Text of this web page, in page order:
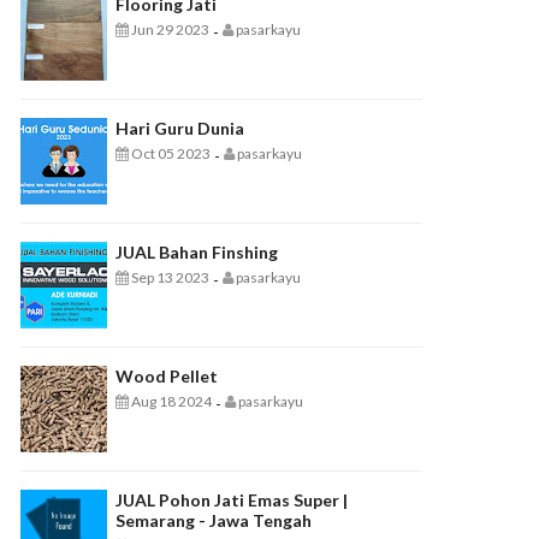
Flooring Jati
Jun 29 2023 - pasarkayu
Hari Guru Dunia
Oct 05 2023 - pasarkayu
JUAL Bahan Finshing
Sep 13 2023 - pasarkayu
Wood Pellet
Aug 18 2024 - pasarkayu
JUAL Pohon Jati Emas Super |
Semarang - Jawa Tengah